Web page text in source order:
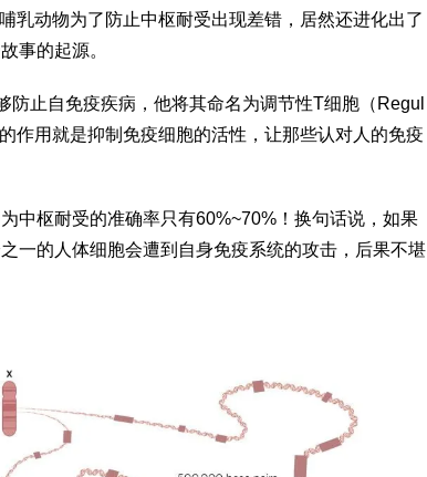
乳动物为了防止中枢耐受出现差错，居然还进化出了
事的起源。
止自免疫疾病，他将其命名为调节性T细胞（Regul
作用就是抑制免疫细胞的活性，让那些认对人的免疫
中枢耐受的准确率只有60%~70%！换句话说，如果
一的人体细胞会遭到自身免疫系统的攻击，后果不堪